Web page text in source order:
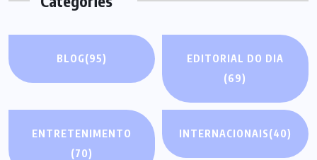
BLOG(95)
EDITORIAL DO DIA
(69)
ENTRETENIMENTO
(70)
INTERNACIONAIS(40)